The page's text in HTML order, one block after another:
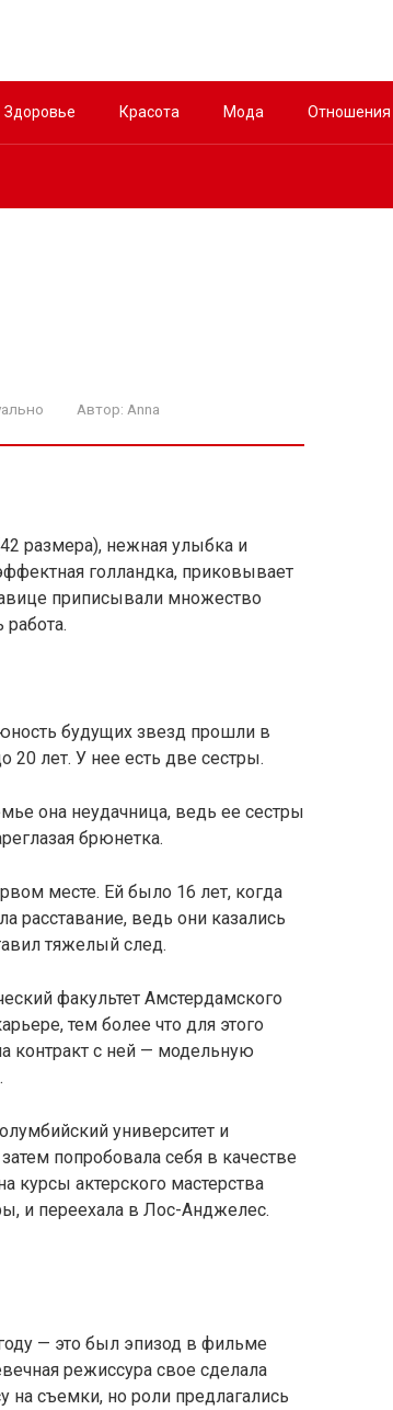
Здоровье Красота Мода Отношения
Автор: Anna
размера), нежная улыбка и
голландка, приковывает
приписывали множество
будущих звезд прошли в
лет. У нее есть две сестры.
она неудачница, ведь ее сестры
брюнетка.
месте. Ей было 16 лет, когда
расставание, ведь они казались
тяжелый след.
факультет Амстердамского
тем более что для этого
контракт с ней — модельную
университет и
попробовала себя в качестве
курсы актерского мастерства
и переехала в Лос-Анджелес.
— это был эпизод в фильме
режиссура свое сделала
съемки, но роли предлагались